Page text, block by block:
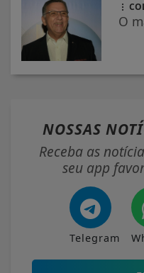
O
NOSSAS
Receba as
seu app
Telegram